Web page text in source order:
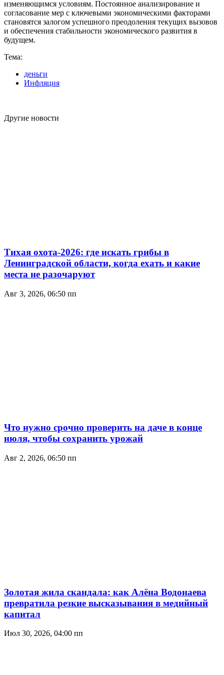
изменяющимся условиям. Постоянное анализирование и
согласование мер с ключевыми экономическими факторами
становятся залогом успешного преодоления текущих вызовов
и обеспечения стабильности экономического развития в
будущем.
Тема:
деньги
Инфляция
Другие новости
Тихая охота-2026: где искать грибы в
Ленинградской области, когда ехать и какие
места не разочаруют
Авг 3, 2026, 06:50 пп
Что нужно срочно проверить на даче в конце
июля, чтобы сохранить урожай
Авг 2, 2026, 06:50 пп
Золотая жила скандала: как Алёна Водонаева
превратила резкие высказывания в медийный
капитал
Июл 30, 2026, 04:00 пп